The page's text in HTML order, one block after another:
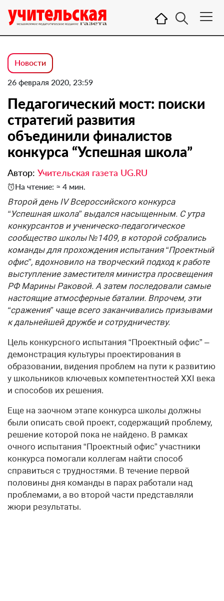
Новости
26 февраля 2020, 23:59
Педагогический мост: поиски
стратегий развития
объединили финалистов
конкурса “Успешная школа”
Автор: Учительская газета UG.RU
На чтение: ≈ 4 мин.
Второй день IV Всероссийского конкурса
“Успешная школа” выдался насыщенным. С утра
конкурсантов и ученическо-педагогическое
сообщество школы №1409, в которой собрались
команды для прохождения испытания “Проектный
офис”, вдохновило на творческий подход к работе
выступление заместителя министра просвещения
РФ Марины Раковой. А затем последовали самые
настоящие атмосферные баталии. Впрочем, эти
“сражения” чаще всего заканчивались призывами
к дальнейшей дружбе и сотрудничеству.
Цель конкурсного испытания “Проектный офис” –
демонстрация культуры проектирования в
образовании, видения проблем на пути к развитию
у школьников ключевых компетентностей XXI века
и способов их решения.
Еще на заочном этапе конкурса школы должны
были описать свой проект, содержащий проблему,
решение которой пока не найдено. В рамках
очного испытания “Проектный офис” участники
конкурса помогали коллегам найти способ
справиться с трудностями. В течение первой
половины дня команды в парах работали над
проблемами, а во второй части представляли
жюри результаты.